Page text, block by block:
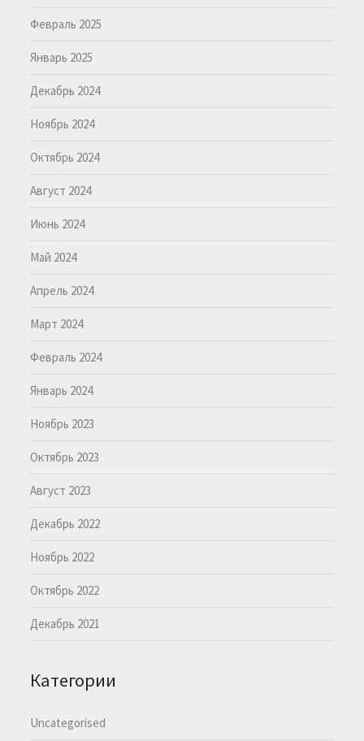
Февраль 2025
Январь 2025
Декабрь 2024
Ноябрь 2024
Октябрь 2024
Август 2024
Июнь 2024
Май 2024
Апрель 2024
Март 2024
Февраль 2024
Январь 2024
Ноябрь 2023
Октябрь 2023
Август 2023
Декабрь 2022
Ноябрь 2022
Октябрь 2022
Декабрь 2021
Категории
Uncategorised